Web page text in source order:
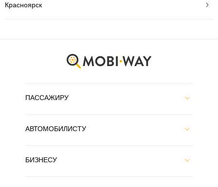
Красноярск
ПАССАЖИРУ
АВТОМОБИЛИСТУ
БИЗНЕСУ